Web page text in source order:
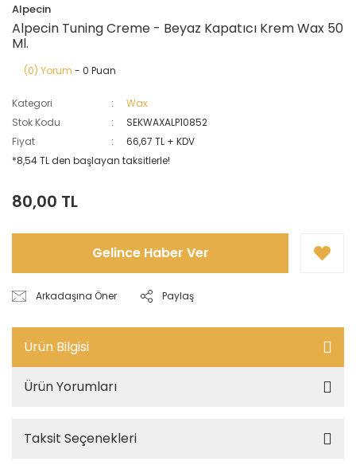
Alpecin
Alpecin Tuning Creme - Beyaz Kapatıcı Krem Wax 50
Ml.
(0) Yorum - 0 Puan
Kategori
Wax
Stok Kodu
SEKWAXALP10852
Fiyat
66,67 TL + KDV
*8,54 TL den başlayan taksitlerle!
80,00 TL
Gelince Haber Ver
Arkadaşına Öner Paylaş
Ürün Bilgisi
Ürün Yorumları
Taksit Seçenekleri